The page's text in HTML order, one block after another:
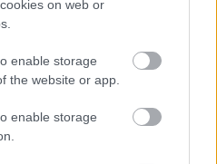
on web or
enable storage
the website or app.
enable storage